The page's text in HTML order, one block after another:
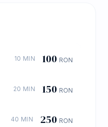
10 MIN 100 RON
20 MIN 150 RON
40 MIN 250 RON